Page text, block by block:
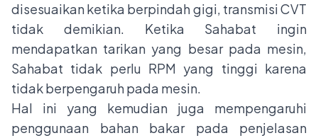
disesuaikan ketika berpindah gigi, transmisi CVT
tidak demikian. Ketika Sahabat ingin
mendapatkan tarikan yang besar pada mesin,
Sahabat tidak perlu RPM yang tinggi karena
tidak berpengaruh pada mesin.
Hal ini yang kemudian juga mempengaruhi
penggunaan bahan bakar pada penjelasan